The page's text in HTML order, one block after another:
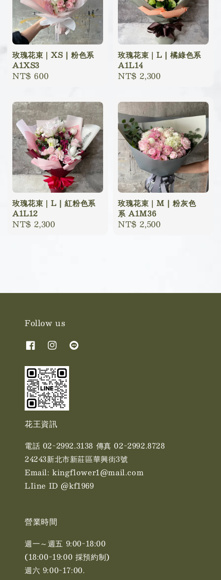
玫瑰花束｜XS | 粉色系
A1XS3
Regular
NT$ 600
玫瑰花束｜L | 橘綠色系
A1L14
Regular
NT$ 2,300
玫瑰花束｜L | 紅粉色系
A1L12
Regular
NT$ 2,300
玫瑰花束｜M | 粉灰色
系 A1M36
Regular
NT$ 2,500
Follow us
花王資訊
電話 02-2992.3138 傳真 02-2992.8728
24243新北市新莊區華興街3號
Email: kingflower1@mail.com
LIine ID @kf1969
營業時間
週一～週五 9:00-18:00
(18:00-19:00 採預約制)
週六 9:00-17:00. ​​